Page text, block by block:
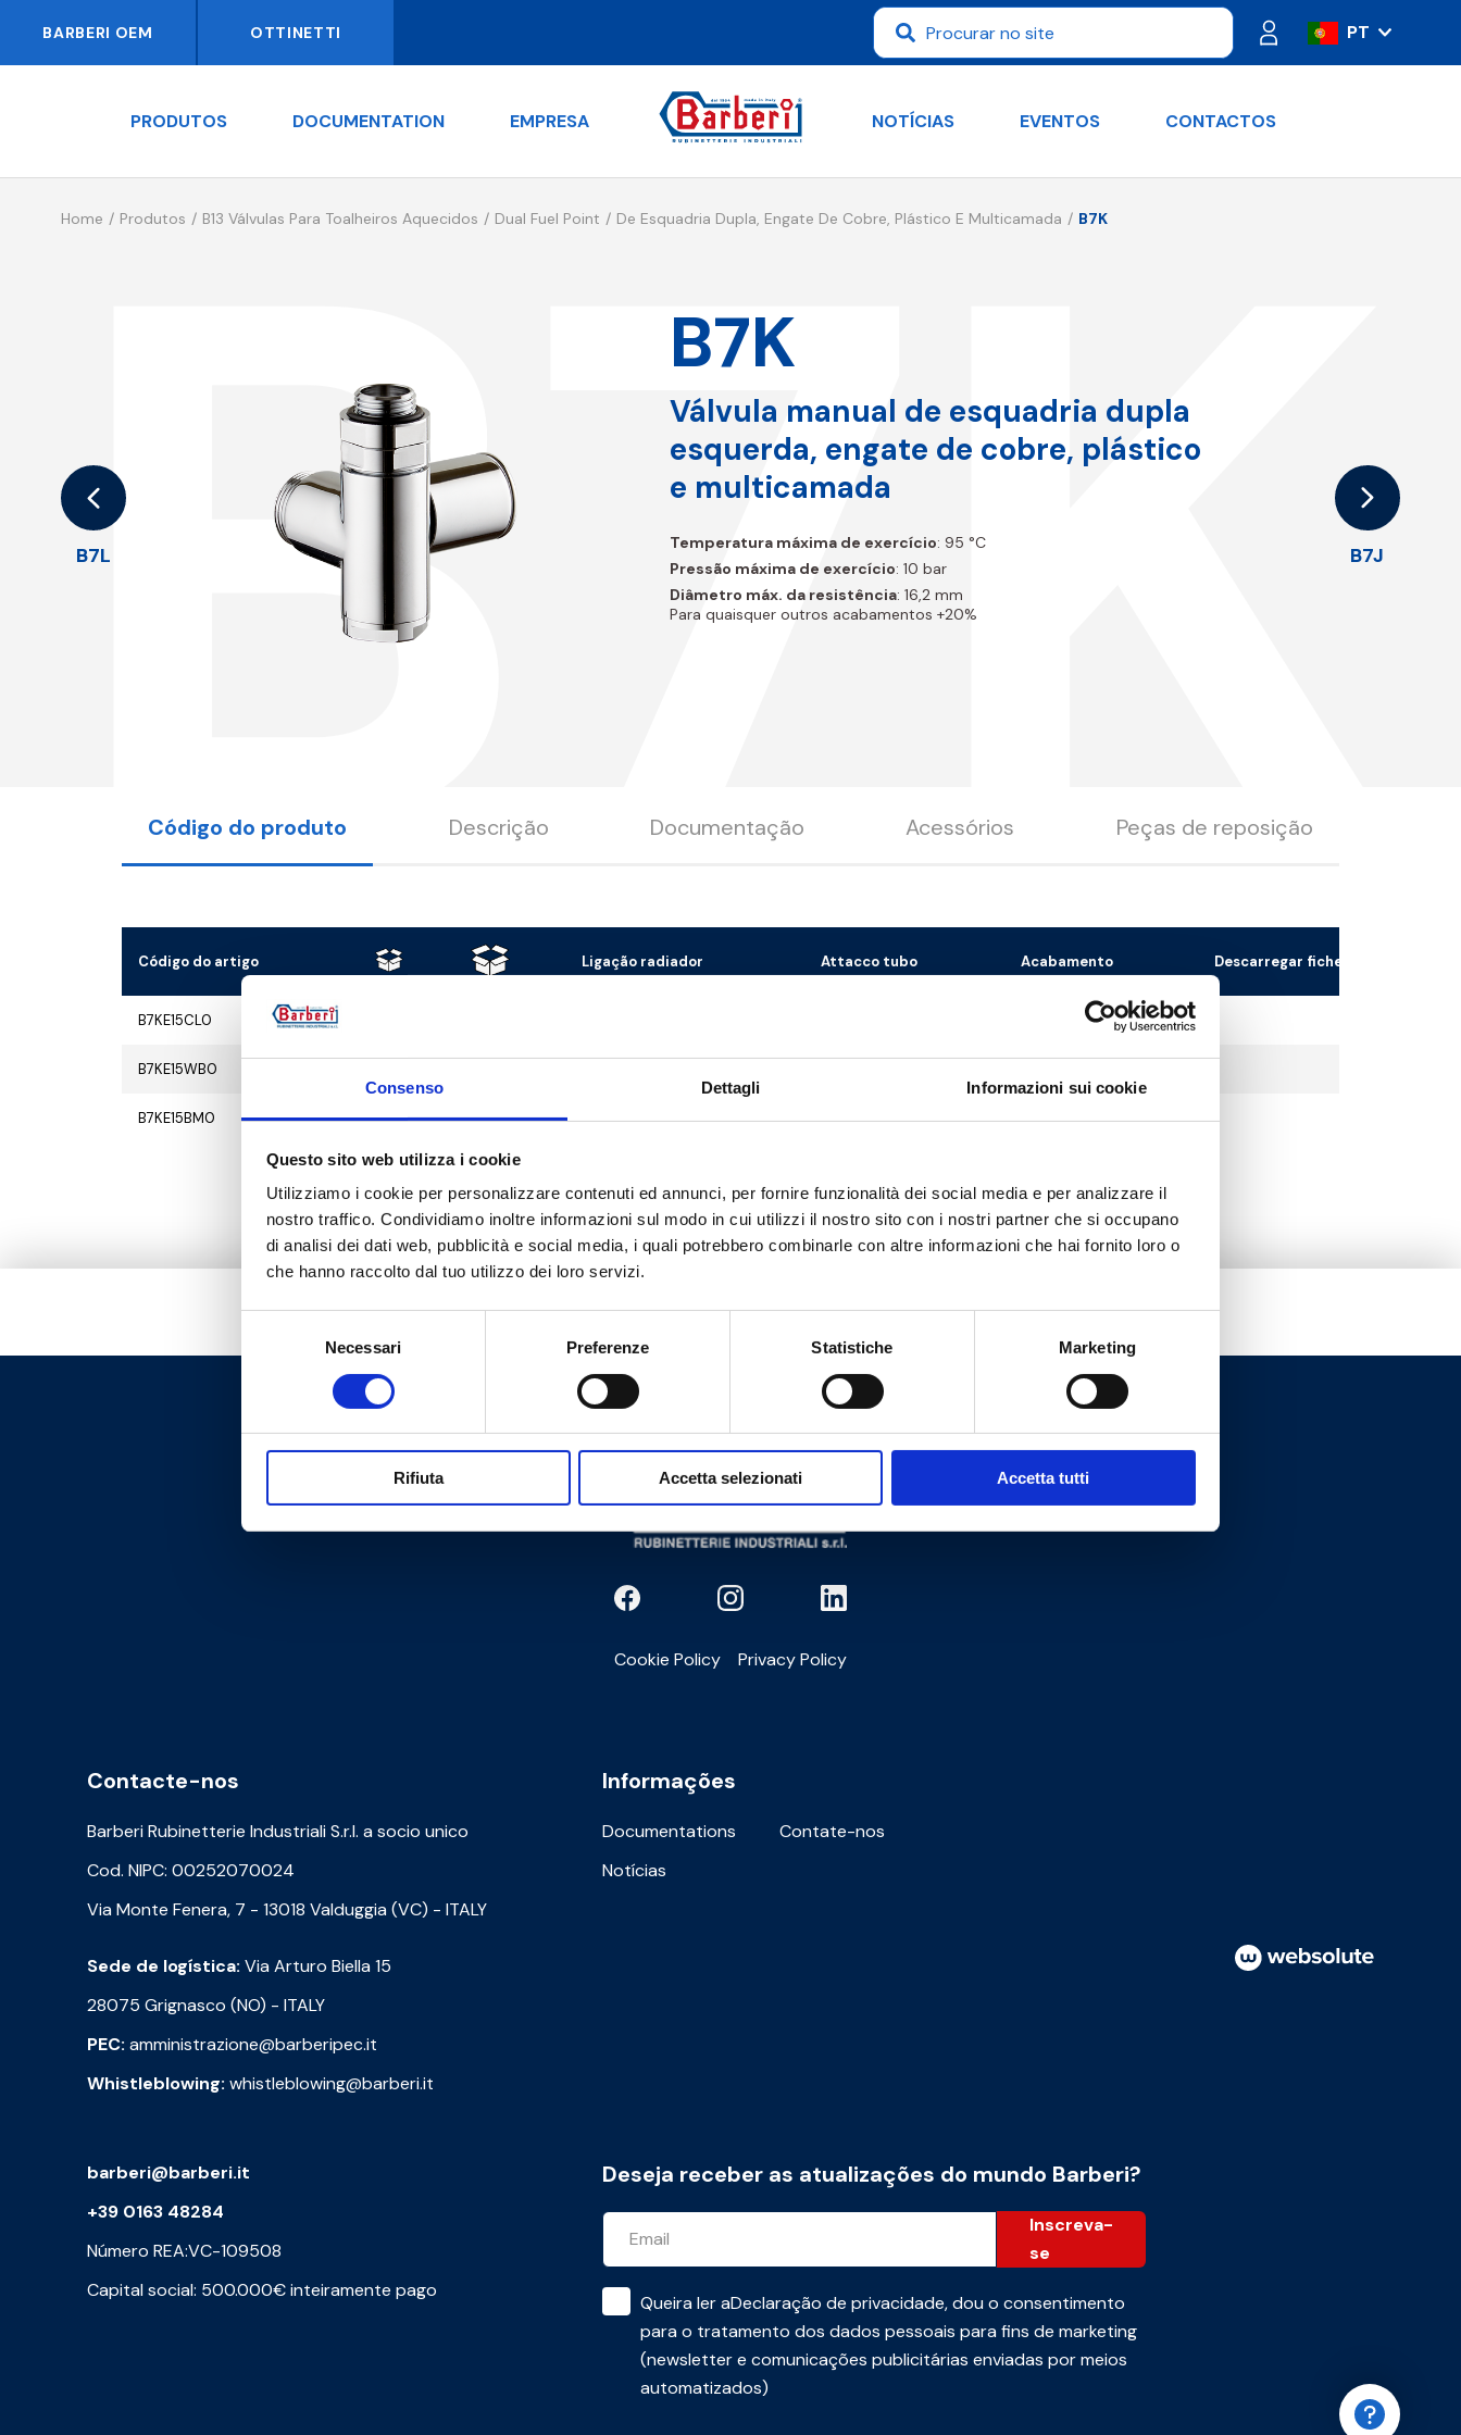
Consenso Dettagli Informazioni sui cookie
Questo sito web utilizza i cookie
Utilizziamo i cookie per personalizzare contenuti ed annunci, per fornire funzionalità dei social media e per analizzare il
nostro traffico. Condividiamo inoltre informazioni sul modo in cui utilizzi il nostro sito con i nostri partner che si occupano
di analisi dei dati web, pubblicità e social media, i quali potrebbero combinarle con altre informazioni che hai fornito loro o
che hanno raccolto dal tuo utilizzo dei loro servizi.
Necessari Preferenze Statistiche Marketing
Rifiuta Accetta selezionati Accetta tutti
BARBERI OEM OTTINETTI
PT
IT
DE
PRODUTOS DOCUMENTATION EMPRESA NOTÍCIAS EVENTOS CONTACTOS
Home Produtos B13 Válvulas Para Toalheiros Aquecidos Dual Fuel Point De Esquadria Dupla, Engate De Cobre, Plástico E Multicamada B7K
B7K
B7L B7J
B7K
Válvula manual de esquadria dupla
esquerda, engate de cobre, plástico
e multicamada
Temperatura máxima de exercício: 95 °C
Pressão máxima de exercício: 10 bar
Diâmetro máx. da resistência: 16,2 mm
Para quaisquer outros acabamentos +20%
Código do produto Descrição Documentação Acessórios Peças de reposição
Código do artigo Ligação radiador Attacco tubo Acabamento Descarregar ficheiro 3D
B7KE15CL0
B7KE15WB0
B7KE15BM0 2 20 G 1/2 M G 3/4 EK Preto
Tem necessidade de ajuda?
Cookie Policy Privacy Policy
Contacte-nos
Barberi Rubinetterie Industriali S.r.l. a socio unico
Cod. NIPC: 00252070024
Via Monte Fenera, 7 - 13018 Valduggia (VC) - ITALY
Sede de logística: Via Arturo Biella 15
28075 Grignasco (NO) - ITALY
PEC: amministrazione@barberipec.it
Whistleblowing: whistleblowing@barberi.it
Informações
Documentations
Contate-nos
Notícias
barberi@barberi.it
+39 0163 48284
Número REA:VC-109508
Capital social: 500.000€ inteiramente pago
Deseja receber as atualizações do mundo Barberi?
Inscreva-
se
Queira ler aDeclaração de privacidade, dou o consentimento
para o tratamento dos dados pessoais para fins de marketing
(newsletter e comunicações publicitárias enviadas por meios
automatizados)